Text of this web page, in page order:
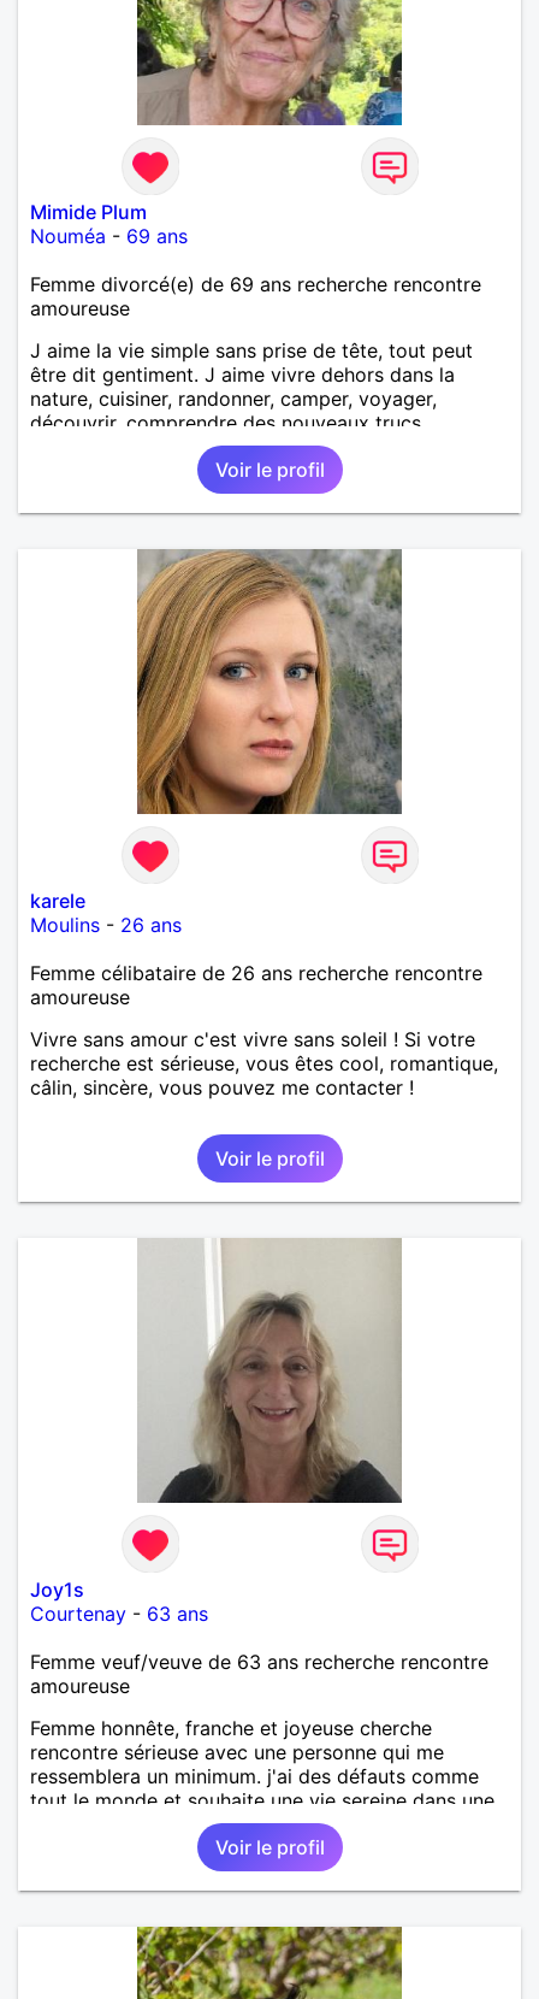
Mimide Plum
Nouméa - 69 ans
Femme divorcé(e) de 69 ans recherche rencontre
amoureuse
J aime la vie simple sans prise de tête, tout peut
être dit gentiment. J aime vivre dehors dans la
nature, cuisiner, randonner, camper, voyager,
découvrir, comprendre des nouveaux trucs
techniques et sur la vie des êtres vivants. J aime
danser, faire la fête. Je ne bois pratiquement pas d
alcool, je fume rarement, je ris souvent. Je cherche
un vrai amoureux pour continuer à profiter de la vie
en ai marre je veux partagé et rigoler
Voir le profil
karele
Moulins - 26 ans
Femme célibataire de 26 ans recherche rencontre
amoureuse
Vivre sans amour c'est vivre sans soleil ! Si votre
recherche est sérieuse, vous êtes cool, romantique,
câlin, sincère, vous pouvez me contacter !
Voir le profil
Joy1s
Courtenay - 63 ans
Femme veuf/veuve de 63 ans recherche rencontre
amoureuse
Femme honnête, franche et joyeuse cherche
rencontre sérieuse avec une personne qui me
ressemblera un minimum. j'ai des défauts comme
tout le monde et souhaite une vie sereine dans une
relation sur du long terme.
Voir le profil